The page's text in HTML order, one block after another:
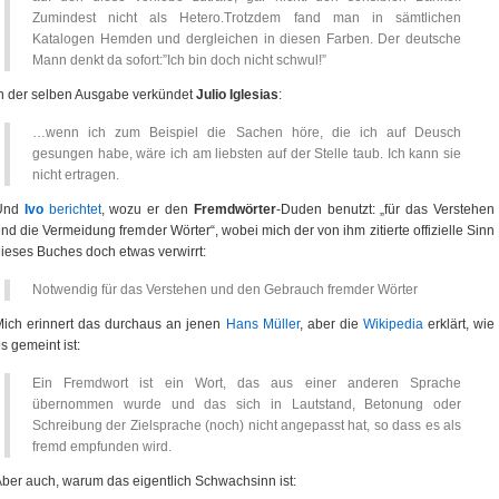
Zumindest nicht als Hetero.Trotzdem fand man in sämtlichen
Katalogen Hemden und dergleichen in diesen Farben. Der deutsche
Mann denkt da sofort:”Ich bin doch nicht schwul!”
der selben Ausgabe verkündetJulio Iglesias:
…wenn ich zum Beispiel die Sachen höre, die ich auf Deusch
gesungen habe, wäre ich am liebsten auf der Stelle taub. Ich kann sie
nicht ertragen.
Ivoberichtet, wozu er den Fremdwörter-Duden benutzt: „für das Verstehen
die Vermeidung fremder Wörter“, wobei mich der von ihm zitierte offizielle Sinn
Buches doch etwas verwirrt:
Notwendig für das Verstehen und den Gebrauch fremder Wörter
erinnert das durchaus an jenen Hans Müller, aber die Wikipediaerklärt, wie
gemeint ist:
Ein Fremdwort ist ein Wort, das aus einer anderen Sprache
übernommen wurde und das sich in Lautstand, Betonung oder
Schreibung der Zielsprache (noch) nicht angepasst hat, so dass es als
fremd empfunden wird.
auch, warum das eigentlich Schwachsinn ist: